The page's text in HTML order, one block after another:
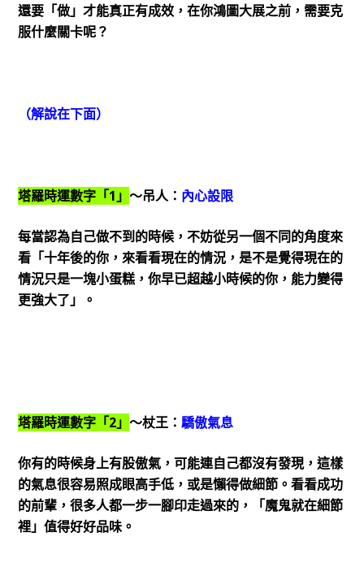
還要「做」才能真正有成效，在你鴻圖大展之前，需要克
服什麼關卡呢？
（解說在下面）
塔羅時運數字「1」 ～吊人： 內心設限
每當認為自己做不到的時候，不妨從另一個不同的角度來
看「十年後的你，來看看現在的情況，是不是覺得現在的
情況只是一塊小蛋糕，你早已超越小時候的你，能力變得
更強大了」。
塔羅時運數字「2」 ～杖王： 驕傲氣息
你有的時候身上有股傲氣，可能連自己都沒有發現，這樣
的氣息很容易照成眼高手低，或是懶得做細節。看看成功
的前輩，很多人都一步一腳印走過來的，「魔鬼就在細節
裡」值得好好品味。